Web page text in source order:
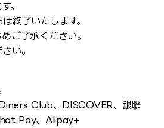
。
終了いたします。
ご了承ください。
い。
Club、DISCOVER、銀聯
Pay、Alipay+